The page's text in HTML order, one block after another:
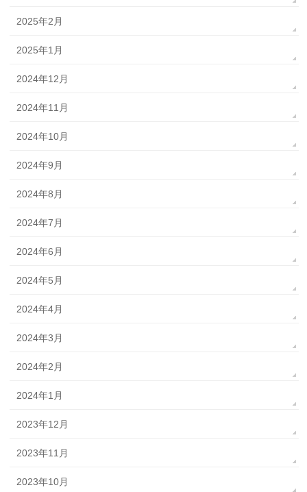
2025年2月
2025年1月
2024年12月
2024年11月
2024年10月
2024年9月
2024年8月
2024年7月
2024年6月
2024年5月
2024年4月
2024年3月
2024年2月
2024年1月
2023年12月
2023年11月
2023年10月